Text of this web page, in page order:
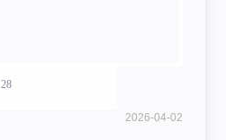
28
2026-04-02